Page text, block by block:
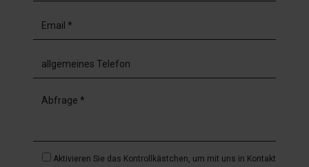
Aktivieren Sie das Kontrollkästchen, um mit uns in Kontakt